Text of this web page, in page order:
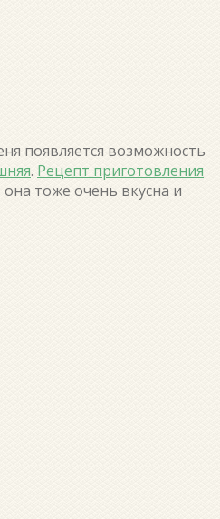
появляется возможность
. Рецепт приготовления
тоже очень вкусна и